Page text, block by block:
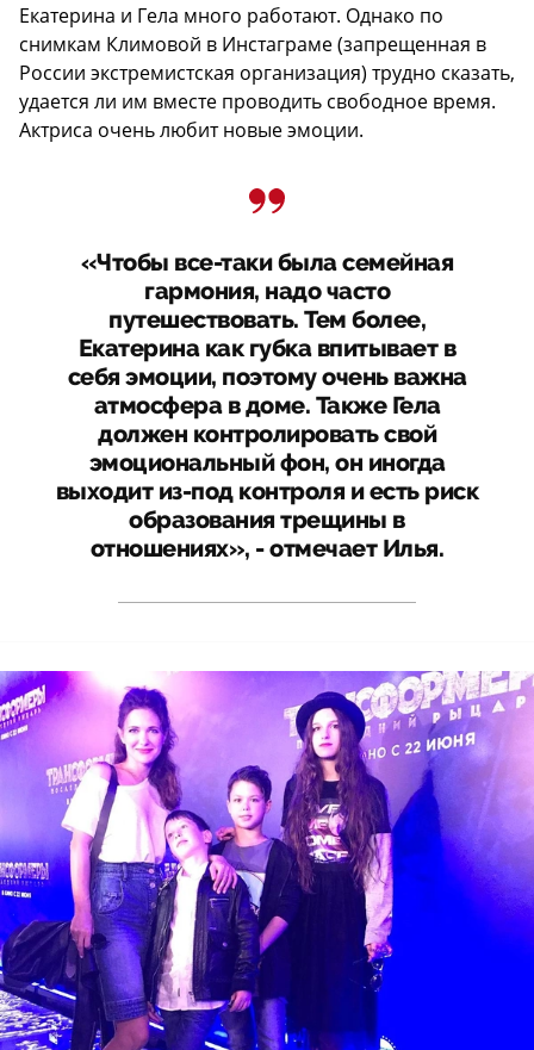
Екатерина и Гела много работают. Однако по
снимкам Климовой в Инстаграме (запрещенная в
России экстремистская организация) трудно сказать,
удается ли им вместе проводить свободное время.
Актриса очень любит новые эмоции.
«Чтобы все-таки была семейная
гармония, надо часто
путешествовать. Тем более,
Екатерина как губка впитывает в
себя эмоции, поэтому очень важна
атмосфера в доме. Также Гела
должен контролировать свой
эмоциональный фон, он иногда
выходит из-под контроля и есть риск
образования трещины в
отношениях», - отмечает Илья.